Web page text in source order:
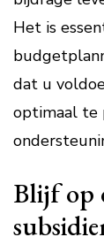
Het is
dat u
optimaal te
Blijf op